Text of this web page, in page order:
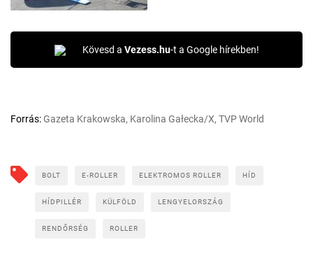
Kövesd a Vezess.hu-t a Google hírekben!
Forrás:Gazeta Krakowska, Karolina Gałecka/X, TVP World
BOLT E-ROLLER ELEKTROMOS ROLLER HÍD
HÍDPILLÉR KÜLFÖLD LENGYELORSZÁG
RENDŐRSÉG ROLLER